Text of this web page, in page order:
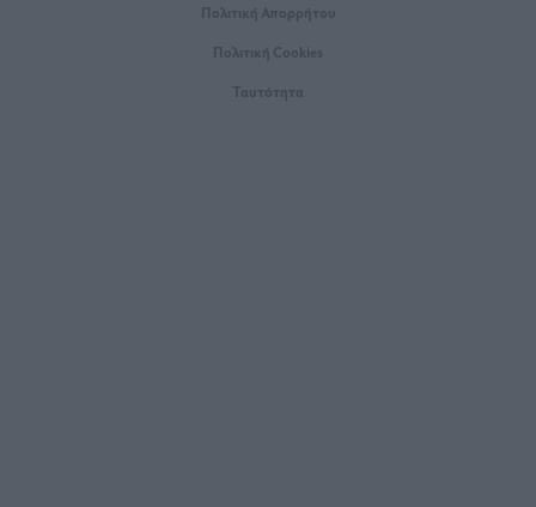
Πολιτική Απορρήτου
Πολιτική Cookies
Ταυτότητα